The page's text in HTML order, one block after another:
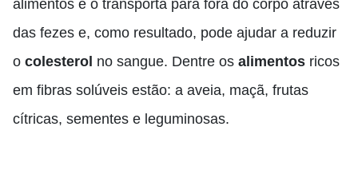
alimentos e o transporta para fora do corpo através
das fezes e, como resultado, pode ajudar a reduzir
o colesterol no sangue. Dentre os alimentos ricos
em fibras solúveis estão: a aveia, maçã, frutas
cítricas, sementes e leguminosas.